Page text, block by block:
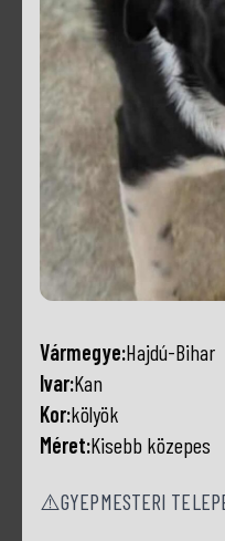
Vármegye:Hajdú-Bihar
Ivar:Kan
Kor:kölyök
Méret:Kisebb közepes
⚠️GYEPMESTERI